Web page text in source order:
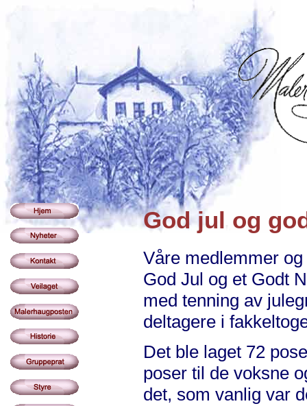
God jul og
Våre medlemmer
God Jul og et Godt
med tenning av
deltagere i
Det ble laget 72
poser til de voksne
det, som vanlig var